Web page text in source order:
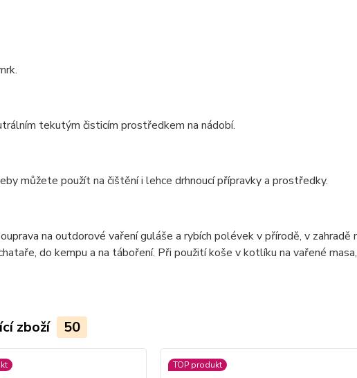
tekutým čisticím prostředkem na nádobí.
můžete použít na čištění i lehce drhnoucí přípravky a prostředky.
na outdorové vaření guláše a rybích polévek v přírodě, v
do kempu a na táboření. Při použití koše v kotlíku na vařené
zboží 50
TOP produkt